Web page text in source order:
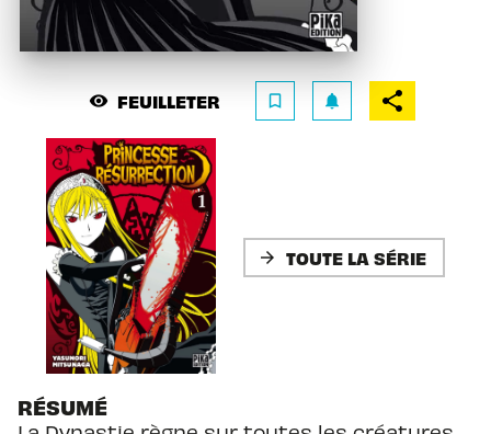
visibility FEUILLETER bookmark_border notifications
arrow_forward TOUTE LA SÉRIE
RÉSUMÉ